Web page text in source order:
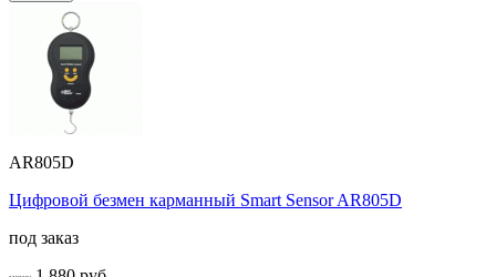
AR805D
Цифровой безмен карманный Smart Sensor AR805D
под заказ